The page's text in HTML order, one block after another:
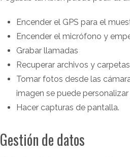
Encender el GPS para el
Encender el micrófono y
Grabar llamadas
Recuperar archivos y carpetas
Tomar fotos desde las
imagen se puede
Hacer capturas de pantalla.
Gestión de datos